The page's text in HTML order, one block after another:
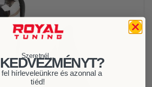
Szeretnél...
fel hírleveleünkre és azonnal a
tiéd!